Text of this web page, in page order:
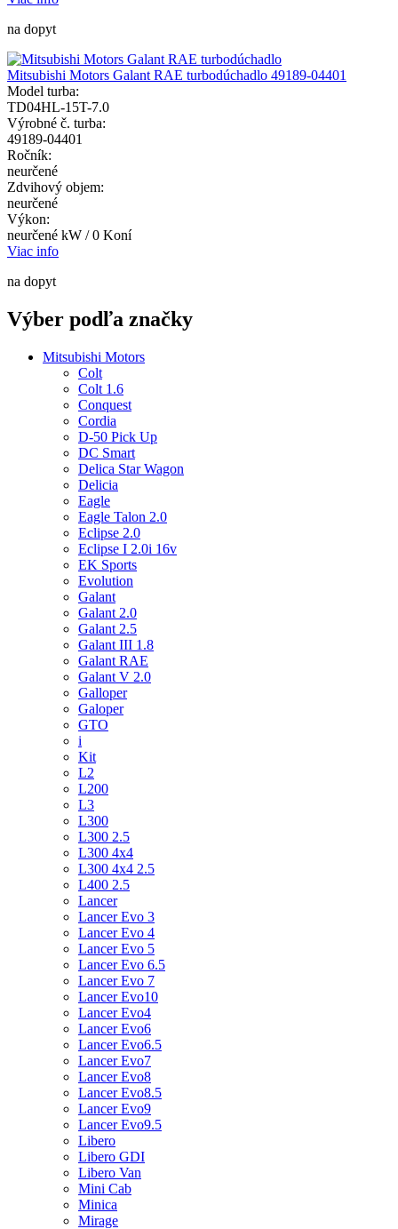
na dopyt
Mitsubishi Motors Galant RAE turbodúchadlo 49189-04401
Model turba:
TD04HL-15T-7.0
Výrobné č. turba:
49189-04401
Ročník:
neurčené
Zdvihový objem:
neurčené
Výkon:
neurčené kW / 0 Koní
Viac info
na dopyt
Výber podľa značky
Mitsubishi Motors
Colt
Colt 1.6
Conquest
Cordia
D-50 Pick Up
DC Smart
Delica Star Wagon
Delicia
Eagle
Eagle Talon 2.0
Eclipse 2.0
Eclipse I 2.0i 16v
EK Sports
Evolution
Galant
Galant 2.0
Galant 2.5
Galant III 1.8
Galant RAE
Galant V 2.0
Galloper
Galoper
GTO
i
Kit
L2
L200
L3
L300
L300 2.5
L300 4x4
L300 4x4 2.5
L400 2.5
Lancer
Lancer Evo 3
Lancer Evo 4
Lancer Evo 5
Lancer Evo 6.5
Lancer Evo 7
Lancer Evo10
Lancer Evo4
Lancer Evo6
Lancer Evo6.5
Lancer Evo7
Lancer Evo8
Lancer Evo8.5
Lancer Evo9
Lancer Evo9.5
Libero
Libero GDI
Libero Van
Mini Cab
Minica
Mirage